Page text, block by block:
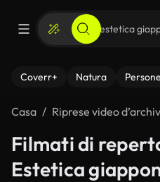
Coverr+ Natura Persone
Casa Riprese video
Filmati di
Estetica